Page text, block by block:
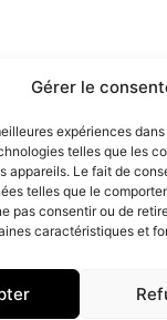
Gérer le
expériences
telles que les
appareils. Le fait de
telles que le
pas consentir ou de
caractéristiques et
3